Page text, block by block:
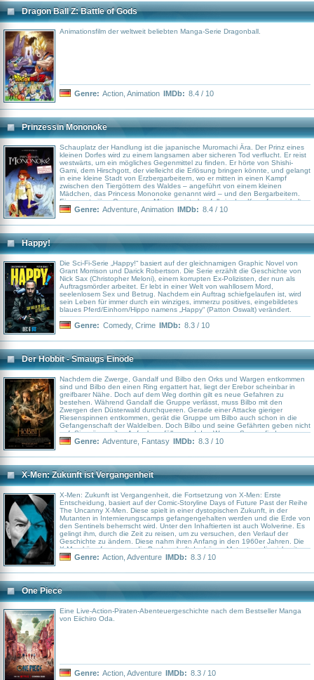
Dragon Ball Z: Battle of Gods
Animationsfilm der weltweit beliebten Manga-Serie Dragonball.
Genre: Action Animation IMDb: 8.4 / 10
Prinzessin Mononoke
Schauplatz der Handlung ist die japanische Muromachi Ära. Der Prinz eines
kleinen Dorfes wird zu einem langsamen aber sicheren Tod verflucht. Er reist
westwärts, um ein mögliches Gegenmittel zu finden. Er hörte von Shishi-
Gami, dem Hirschgott, der vielleicht die Erlösung bringen könnte, und gelangt
in eine kleine Stadt von Erzbergarbeitern, wo er mitten in einen Kampf
zwischen den Tiergöttern des Waldes – angeführt von einem kleinen
Mädchen, das Princess Mononoke genannt wird – und den Bergarbeitern.
Eine mysteriöse Gruppe von Männern ist ebenfalls in den Kampf verwickelt,
die nach dem Kopf von Shishi-Gami suchen, um dadurch Unsterblichkeit zu
Genre: Adventure Animation IMDb: 8.4 / 10
Happy!
Die Sci-Fi-Serie „Happy!“ basiert auf der gleichnamigen Graphic Novel von
Grant Morrison und Darick Robertson. Die Serie erzählt die Geschichte von
Nick Sax (Christopher Meloni), einem korrupten Ex-Polizisten, der nun als
Auftragsmörder arbeitet. Er lebt in einer Welt von wahllosem Mord,
seelenlosem Sex und Betrug. Nachdem ein Auftrag schiefgelaufen ist, wird
sein Leben für immer durch ein winziges, immerzu positives, eingebildetes
blaues Pferd/Einhorn/Hippo namens „Happy“ (Patton Oswalt) verändert.
Genre: Comedy, Crime IMDb: 8.3 / 10
Der Hobbit - Smaugs Einöde
Nachdem die Zwerge, Gandalf und Bilbo den Orks und Wargen entkommen
sind und Bilbo den einen Ring ergattert hat, liegt der Erebor scheinbar in
greifbarer Nähe. Doch auf dem Weg dorthin gilt es neue Gefahren zu
bestehen. Während Gandalf die Gruppe verlässt, muss Bilbo mit den
Zwergen den Düsterwald durchqueren. Gerade einer Attacke gieriger
Riesenspinnen entkommen, gerät die Gruppe um Bilbo auch schon in die
Gefangenschaft der Waldelben. Doch Bilbo und seine Gefährten geben nicht
auf. Sie müssen ihre Aufgabe erfüllen und den Weg zu Smaug finden.
Genre: Adventure Fantasy IMDb: 8.3 / 10
X-Men: Zukunft ist Vergangenheit
X-Men: Zukunft ist Vergangenheit, die Fortsetzung von X-Men: Erste
Entscheidung, basiert auf der Comic-Storyline Days of Future Past der Reihe
The Uncanny X-Men. Diese spielt in einer dystopischen Zukunft, in der
Mutanten in Internierungscamps gefangengehalten werden und die Erde von
den Sentinels beherrscht wird. Unter den Inhaftierten ist auch Wolverine. Es
gelingt ihm, durch die Zeit zu reisen, um zu versuchen, den Verlauf der
Geschichte zu ändern. Diese nahm ihren Anfang in den 1960er Jahren. Die
X-Men kämpfen gegen die Bruderschaft der bösen Mutanten, die sich mit
Magneto (Michael Fassbender) und Mystique (Jennifer Lawrence) bereits in
ein Attentat gegen Senator Robert Kennedy, das im Falle eines Erfolges
jedoch zu eines Massenverhaftungswelle unter Mutanten und deren
Internierung führen würde
Genre: Action Adventure IMDb: 8.3 / 10
One Piece
Eine Live-Action-Piraten-Abenteuergeschichte nach dem Bestseller Manga
von Eiichiro Oda.
Genre: Action Adventure IMDb: 8.3 / 10